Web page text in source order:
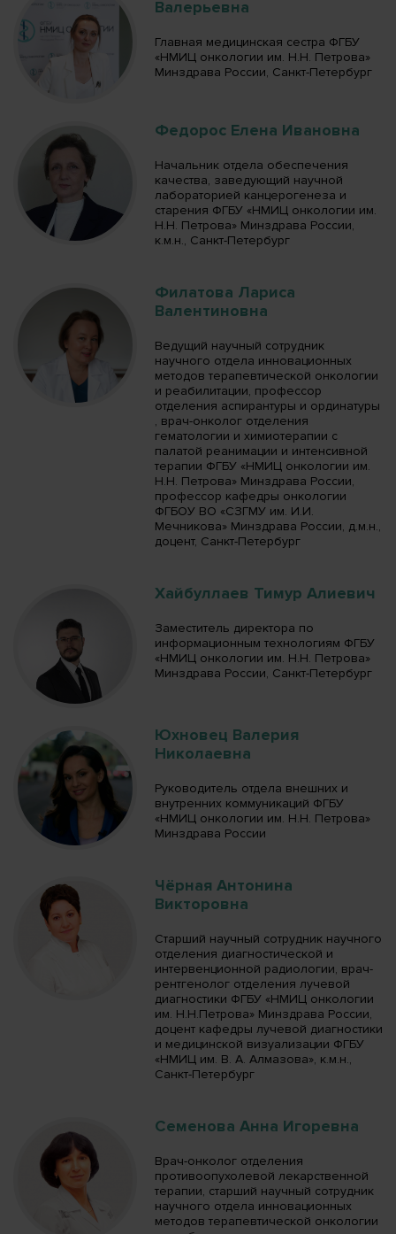
Валерьевна
Главная медицинская сестра ФГБУ
«НМИЦ онкологии им. Н.Н. Петрова»
Минздрава России, Санкт-Петербург
Федорос Елена Ивановна
Начальник отдела обеспечения
качества, заведующий научной
лабораторией канцерогенеза и
старения ФГБУ «НМИЦ онкологии им.
Н.Н. Петрова» Минздрава России,
к.м.н., Санкт-Петербург
Филатова Лариса
Валентиновна
Ведущий научный сотрудник
научного отдела инновационных
методов терапевтической онкологии
и реабилитации, профессор
отделения аспирантуры и ординатуры
, врач-онколог отделения
гематологии и химиотерапии с
палатой реанимации и интенсивной
терапии ФГБУ «НМИЦ онкологии им.
Н.Н. Петрова» Минздрава России,
профессор кафедры онкологии
ФГБОУ ВО «СЗГМУ им. И.И.
Мечникова» Минздрава России, д.м.н.,
доцент, Санкт-Петербург
Хайбуллаев Тимур Алиевич
Заместитель директора по
информационным технологиям ФГБУ
«НМИЦ онкологии им. Н.Н. Петрова»
Минздрава России, Санкт-Петербург
Юхновец Валерия
Николаевна
Руководитель отдела внешних и
внутренних коммуникаций ФГБУ
«НМИЦ онкологии им. Н.Н. Петрова»
Минздрава России
Чёрная Антонина
Викторовна
Старший научный сотрудник научного
отделения диагностической и
интервенционной радиологии, врач-
рентгенолог отделения лучевой
диагностики ФГБУ «НМИЦ онкологии
им. Н.Н.Петрова» Минздрава России,
доцент кафедры лучевой диагностики
и медицинской визуализации ФГБУ
«НМИЦ им. В. А. Алмазова», к.м.н.,
Санкт-Петербург
Семенова Анна Игоревна
Врач-онколог отделения
противоопухолевой лекарственной
терапии, старший научный сотрудник
научного отдела инновационных
методов терапевтической онкологии